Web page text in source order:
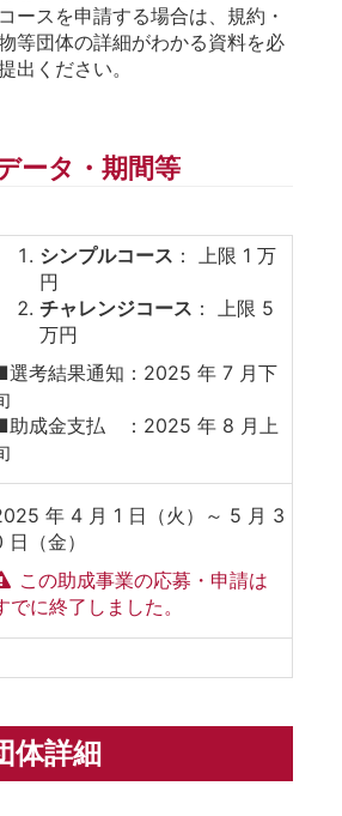
ースを申請する場合は、規約・
等団体の詳細がわかる資料を必
出ください。
ータ・期間等
シンプルコース ： 上限 1 万
円
チャレンジコース ： 上限 5
万円
選考結果通知：2025 年 7 月下
助成金支払 ：2025 年 8 月上
年 4 月 1 日（火）～ 5 月 3
日（金）
この助成事業の応募・申請は
でに終了しました。
体詳細